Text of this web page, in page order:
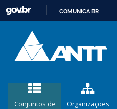
COMUNICA BR
Conjuntos de
Organizações